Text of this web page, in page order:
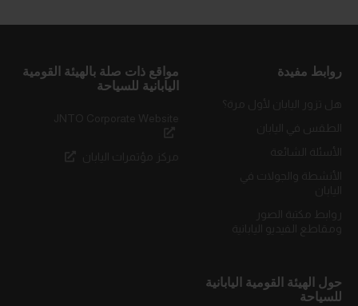
روابط مفيدة
مواقع ذات صلة بالهيئة القومية
اليابانية للسياحة
حول الهيئة القومية اليابانية
للسياحة